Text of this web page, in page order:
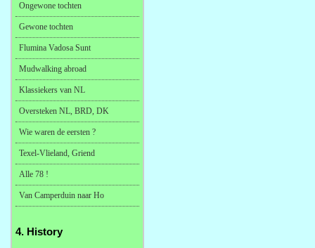
Ongewone tochten
Gewone tochten
Flumina Vadosa Sunt
Mudwalking abroad
Klassiekers van NL
Oversteken NL, BRD, DK
Wie waren de eersten ?
Texel-Vlieland, Griend
Alle 78 !
Van Camperduin naar Ho
4. History